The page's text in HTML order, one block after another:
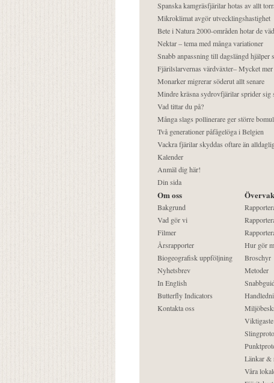
Spanska kamgräsfjärilar hotas av allt
Mikroklimat avgör utvecklingshastighet
Bete i Natura 2000-områden hotar de
Nektar – tema med många variationer
Snabb anpassning till dagslängd
Fjärilslarvernas värdväxter– Mycket
Monarker migrerar söderut allt senare
Mindre kräsna sydrovfjärilar sprider sig
Vad tittar du på?
Många slags pollinerare ger större
Två generationer påfågelöga i Belgien
Vackra fjärilar skyddas oftare än
Kalender
Anmäl dig här!
Din sida
Om oss
Bakgrund
Vad gör vi
Filmer
Årsrapporter
Biogeografisk uppföljning
Nyhetsbrev
In English
Butterfly Indicators
Kontakta oss
Hur gör
Broschyr
Metoder
Länkar &
Våra